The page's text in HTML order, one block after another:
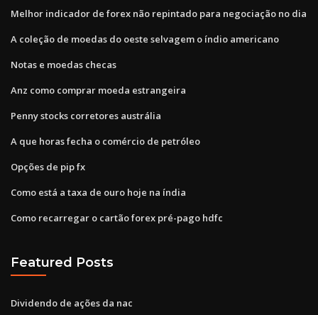
Melhor indicador de forex não repintado para negociação no dia
A coleção de moedas do oeste selvagem o índio americano
Notas e moedas checas
Anz como comprar moeda estrangeira
Penny stocks corretores austrália
A que horas fecha o comércio de petróleo
Opções de pip fx
Como está a taxa de ouro hoje na índia
Como recarregar o cartão forex pré-pago hdfc
Featured Posts
Dividendo de ações da nac